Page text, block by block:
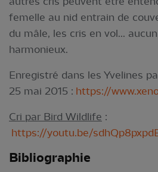
femelle au nid entrain de
du mâle, les cris en vol...
harmonieux.
Enregistré dans les Yvelines
25 mai 2015 : https://
Cri par Bird Wildlife :
https://youtu.be/
Bibliographie